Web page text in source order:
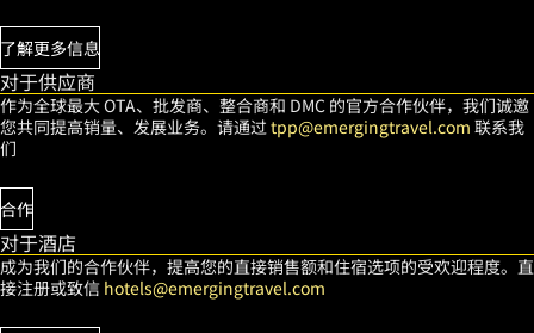
了解更多信息
对于供应商
作为全球最大 OTA、批发商、整合商和 DMC 的官方合作伙伴，我们诚邀
您共同提高销量、发展业务。请通过 tpp@emergingtravel.com 联系我
们
合作
对于酒店
成为我们的合作伙伴，提高您的直接销售额和住宿选项的受欢迎程度。直
接注册或致信 hotels@emergingtravel.com